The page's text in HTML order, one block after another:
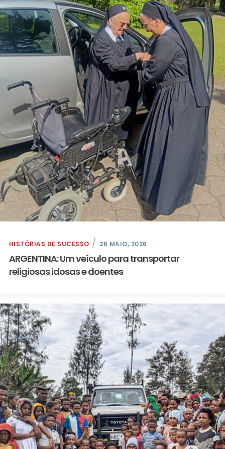
HISTÓRIAS DE SUCESSO 26 MAIO, 2026
ARGENTINA: Um veículo para transportar
religiosas idosas e doentes